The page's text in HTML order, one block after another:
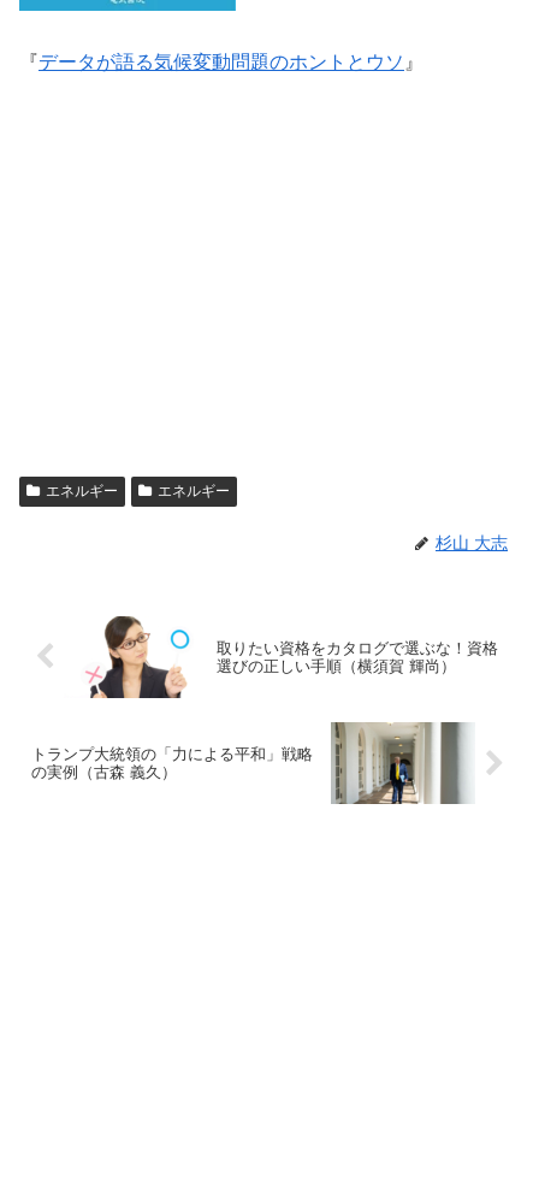
『データが語る気候変動問題のホントとウソ 』
エネルギー エネルギー
杉山 大志
取りたい資格をカタログで選ぶな！資格
選びの正しい手順（横須賀 輝尚）
トランプ大統領の「力による平和」戦略
の実例（古森 義久）